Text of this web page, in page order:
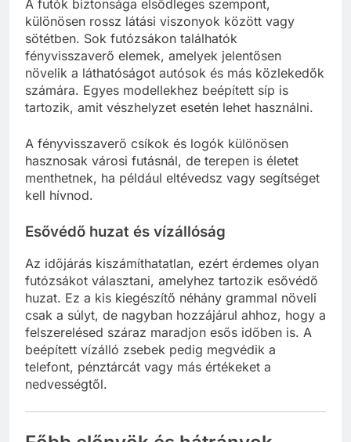
A futók biztonsága elsődleges szempont,
különösen rossz látási viszonyok között vagy
sötétben. Sok futózsákon találhatók
fényvisszaverő elemek, amelyek jelentősen
növelik a láthatóságot autósok és más közlekedők
számára. Egyes modellekhez beépített síp is
tartozik, amit vészhelyzet esetén lehet használni.
A fényvisszaverő csíkok és logók különösen
hasznosak városi futásnál, de terepen is életet
menthetnek, ha például eltévedsz vagy segítséget
kell hívnod.
Esővédő huzat és vízállóság
Az időjárás kiszámíthatatlan, ezért érdemes olyan
futózsákot választani, amelyhez tartozik esővédő
huzat. Ez a kis kiegészítő néhány grammal növeli
csak a súlyt, de nagyban hozzájárul ahhoz, hogy a
felszerelésed száraz maradjon esős időben is. A
beépített vízálló zsebek pedig megvédik a
telefont, pénztárcát vagy más értékeket a
nedvességtől.